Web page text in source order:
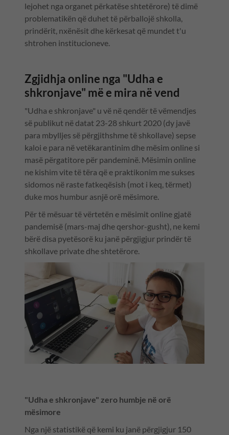
lejohet nga organet përkatëse shtetërore) të dimë
problematikën që duhet të përballojë shkolla,
prindërit, nxënësit dhe kërkesat që mundet t'u
shtrohen institucioneve.
Zgjidhja online nga "Udha e
shkronjave" më e mira në vend
"Udha e shkronjave" u vë në qendër të vëmendjes
së publikut në datat 23-28 shkurt 2020 (dy javë
para mbylljes së përgjithshme të shkollave) sepse
kaloi e para në vetëkarantinim dhe mësim online si
masë përgatitore për pandeminë. Mësimin online
ne kishim vite të tëra që e praktikonim me sukses
sidomos në raste fatkeqësish (mot i keq, tërmet)
duke mos humbur asnjë orë mësimore.
Për të mësuar të vërtetën e mësimit online gjatë
pandemisë (mars-maj dhe qershor-gusht), ne kemi
bërë disa pyetësorë ku janë përgjigjur prindër të
shkollave private dhe shtetërore.
"Udha e shkronjave" zero humbje në orë
mësimore
Nga një statistikë që kemi ku janë përgjigjur 150